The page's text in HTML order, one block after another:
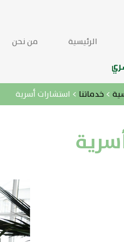
الرئيسية من نحن
> خدماتنا > استشارات أسرية